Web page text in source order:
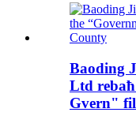
Baoding
Ltd
Gvern"